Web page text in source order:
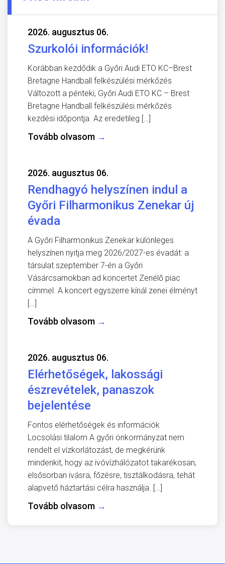
2026. augusztus 06.
Szurkolói információk!
Korábban kezdődik a Győri Audi ETO KC–Brest
Bretagne Handball felkészülési mérkőzés
Változott a pénteki, Győri Audi ETO KC – Brest
Bretagne Handball felkészülési mérkőzés
kezdési időpontja. Az eredetileg […]
Tovább olvasom →
2026. augusztus 06.
Rendhagyó helyszínen indul a
Győri Filharmonikus Zenekar új
évada
A Győri Filharmonikus Zenekar különleges
helyszínen nyitja meg 2026/2027-es évadát: a
társulat szeptember 7-én a Győri
Vásárcsarnokban ad koncertet Zenélő piac
címmel. A koncert egyszerre kínál zenei élményt
[…]
Tovább olvasom →
2026. augusztus 06.
Elérhetőségek, lakossági
észrevételek, panaszok
bejelentése
Fontos elérhetőségek és információk
Locsolási tilalom A győri önkormányzat nem
rendelt el vízkorlátozást, de megkérünk
mindenkit, hogy az ivóvízhálózatot takarékosan,
elsősorban ivásra, főzésre, tisztálkodásra, tehát
alapvető háztartási célra használja. […]
Tovább olvasom →